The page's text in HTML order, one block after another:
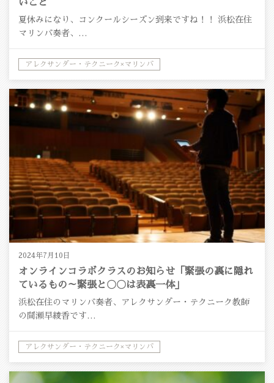
いこと
夏休みになり、コンクールシーズン到来ですね！！ 浜松在住
マリンバ奏者、…
アレクサンダー・テクニーク×マリンバ
2024年7月10日
オンラインコラボクラスのお知らせ「緊張の裏に隠れ
ているもの～緊張と〇〇は表裏一体」
浜松在住のマリンバ奏者、アレクサンダー・テクニーク教師
の間瀬早綾香です…
アレクサンダー・テクニーク×マリンバ